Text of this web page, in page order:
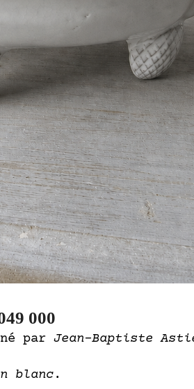
000
par Jean-Baptiste
blanc.